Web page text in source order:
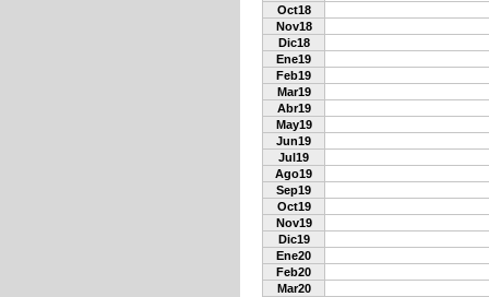
Oct18
Nov18
Dic18
Ene19
Feb19
Mar19
Abr19
May19
Jun19
Jul19
Ago19
Sep19
Oct19
Nov19
Dic19
Ene20
Feb20
Mar20